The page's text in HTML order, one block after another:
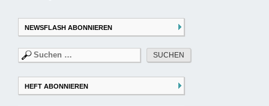
NEWSFLASH ABONNIEREN
Suchen
nach:
HEFT ABONNIEREN